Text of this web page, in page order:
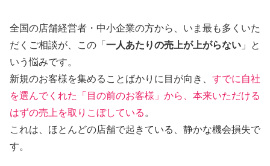
全国の店舗経営者・中小企業の方から、いま最も多くいた
だくご相談が、この「 一人あたりの売上が上がらない 」と
いう悩みです。
新規のお客様を集めることばかりに目が向き、 すでに自社
を選んでくれた「目の前のお客様」から、本来いただける
はずの売上を取りこぼしている 。
これは、ほとんどの店舗で起きている、静かな機会損失で
す。